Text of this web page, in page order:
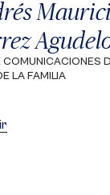
COMUNICACIONES
LA FAMILIA